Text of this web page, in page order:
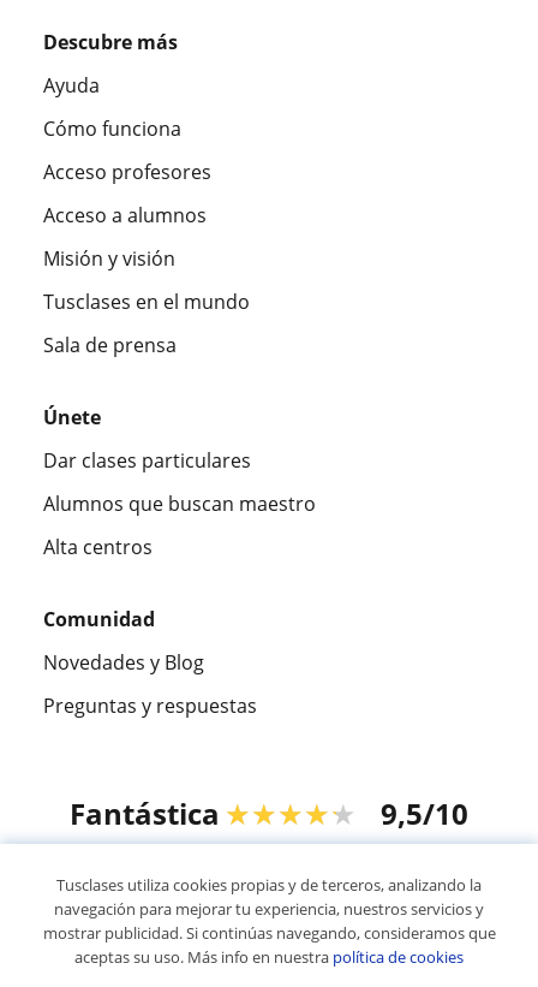
Descubre más
Ayuda
Cómo funciona
Acceso profesores
Acceso a alumnos
Misión y visión
Tusclases en el mundo
Sala de prensa
Únete
Dar clases particulares
Alumnos que buscan maestro
Alta centros
Comunidad
Novedades y Blog
Preguntas y respuestas
Fantástica ★★★★★ 9,5/10
© 2007 - 2026 Tusclases.mx
Tusclases utiliza cookies propias y de terceros, analizando la
navegación para mejorar tu experiencia, nuestros servicios y
mostrar publicidad. Si continúas navegando, consideramos que
aceptas su uso. Más info en nuestra política de cookies